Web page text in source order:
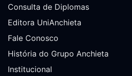
Consulta de Diplomas
Editora UniAnchieta
Fale Conosco
História do Grupo Anchieta
Institucional